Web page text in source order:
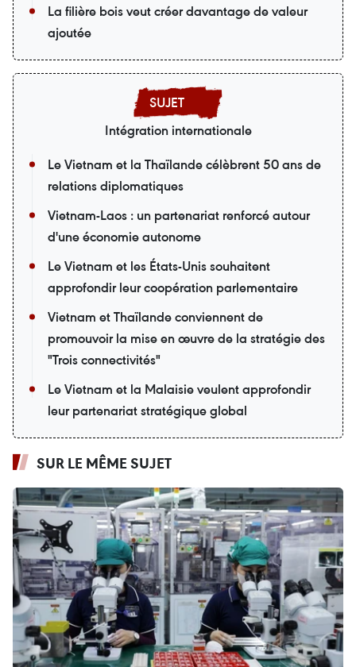
La filière bois veut créer davantage de valeur
ajoutée
Intégration internationale
Le Vietnam et la Thaïlande célèbrent 50 ans de
relations diplomatiques
Vietnam-Laos : un partenariat renforcé autour
d'une économie autonome
Le Vietnam et les États-Unis souhaitent
approfondir leur coopération parlementaire
Vietnam et Thaïlande conviennent de
promouvoir la mise en œuvre de la stratégie des
"Trois connectivités"
Le Vietnam et la Malaisie veulent approfondir
leur partenariat stratégique global
SUR LE MÊME SUJET